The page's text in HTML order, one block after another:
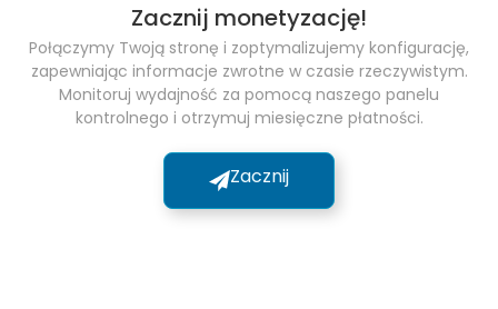
Zacznij monetyzację!
Połączymy Twoją stronę i zoptymalizujemy konfigurację,
zapewniając informacje zwrotne w czasie rzeczywistym.
Monitoruj wydajność za pomocą naszego panelu
kontrolnego i otrzymuj miesięczne płatności.
Zacznij